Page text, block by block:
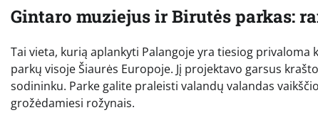
Gintaro muziejus ir Birutės parkas:
Tai vieta, kurią aplankyti Palangoje yra tiesiog
parkų visoje Šiaurės Europoje. Jį projektavo garsus
sodininku. Parke galite praleisti valandų valandas
grožėdamiesi rožynais.